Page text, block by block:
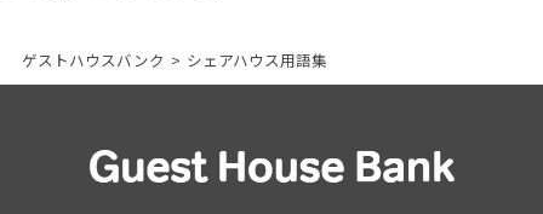
ゲストハウスバンク > シェアハウス用語集